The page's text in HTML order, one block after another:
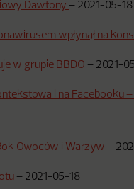
Dawtony – 2021-05-18
wpłynął na
w grupie BBDO – 2021-
i na Facebooku
Owoców i Warzyw –
– 2021-05-18